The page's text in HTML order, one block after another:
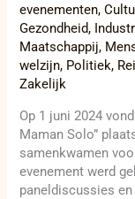
evenementen,
Gezondheid,
Maatschappij,
welzijn, Politiek,
Zakelijk
Op 1 juni 2024
Maman Solo”
samenkwamen
evenement werd
paneldiscussies